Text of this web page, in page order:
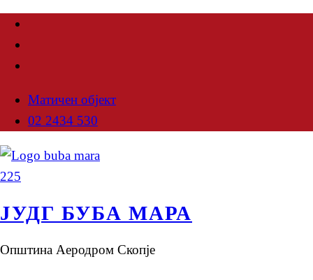
Матичен објект
02 2434 530
ЈУДГ БУБА МАРА
Општина Аеродром Скопје